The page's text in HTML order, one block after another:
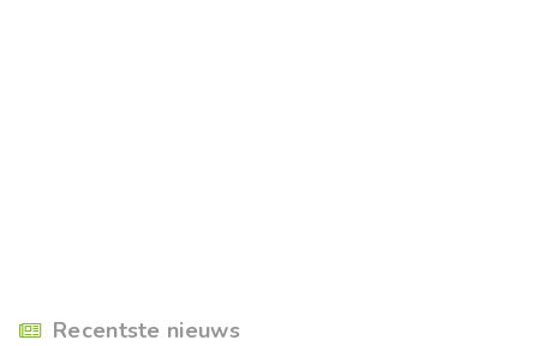
Recentste nieuws